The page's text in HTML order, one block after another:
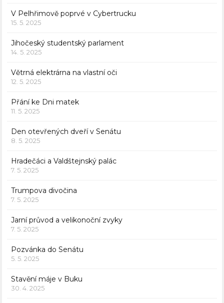
V Pelhřimově poprvé v Cybertrucku
15. 5. 2025
Jihočeský studentský parlament
14. 5. 2025
Větrná elektrárna na vlastní oči
12. 5. 2025
Přání ke Dni matek
11. 5. 2025
Den otevřených dveří v Senátu
8. 5. 2025
Hradečáci a Valdštejnský palác
7. 5. 2025
Trumpova divočina
7. 5. 2025
Jarní průvod a velikonoční zvyky
7. 5. 2025
Pozvánka do Senátu
5. 5. 2025
Stavění máje v Buku
30. 4. 2025